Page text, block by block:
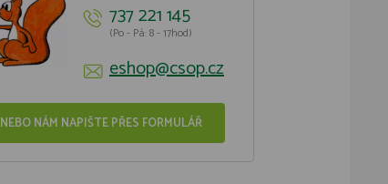
737 221 145
(Po - Pá: 8 - 17hod)
eshop@csop.cz
NEBO NÁM NAPIŠTE PŘES FORMULÁŘ